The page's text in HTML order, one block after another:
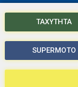
ΤΑΧΥΤΗΤΑ
SUPERMOTO